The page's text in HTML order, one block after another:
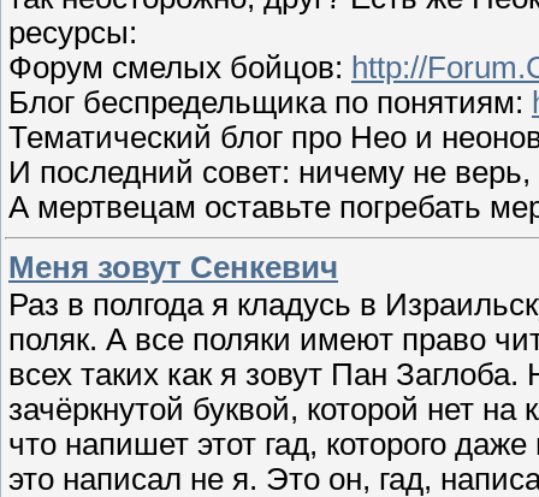
ресурсы:
Форум смелых бойцов: http://
Блог беспредельщика по понятиям:
Тематический блог про Нео и
И последний совет: ничему не
А мертвецам оставьте погребать
Меня зовут Сенкевич
Раз в полгода я кладусь в
поляк. А все поляки имеют право
всех таких как я зовут Пан
зачёркнутой буквой, которой нет
что напишет этот гад, которого
это написал не я. Это он, гад,